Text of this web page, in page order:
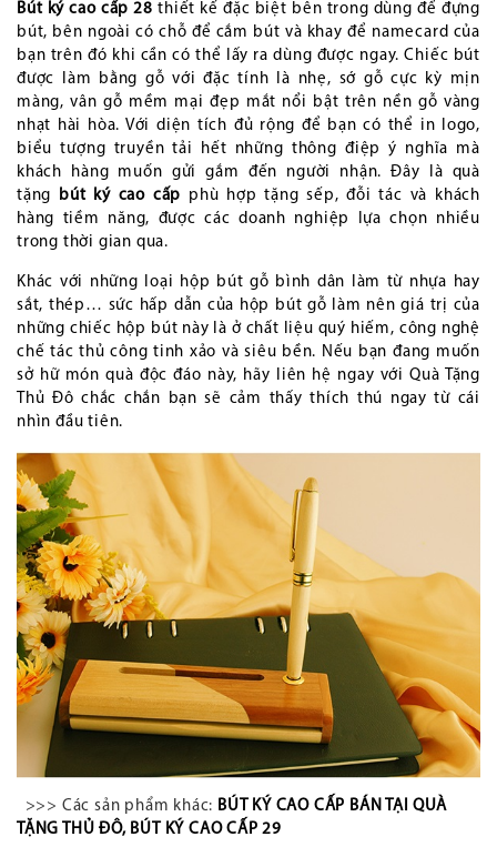
Bút ký cao cấp 28 thiết kế đặc biệt bên trong dùng để đựng
bút, bên ngoài có chỗ để cắm bút và khay để namecard của
bạn trên đó khi cần có thể lấy ra dùng được ngay. Chiếc bút
được làm bằng gỗ với đặc tính là nhẹ, sớ gỗ cực kỳ mịn
màng, vân gỗ mềm mại đẹp mắt nổi bật trên nền gỗ vàng
nhạt hài hòa. Với diện tích đủ rộng để bạn có thể in logo,
biểu tượng truyền tải hết những thông điệp ý nghĩa mà
khách hàng muốn gửi gắm đến người nhận. Đây là quà
tặng bút ký cao cấp phù hợp tặng sếp, đỗi tác và khách
hàng tiềm năng, được các doanh nghiệp lựa chọn nhiều
trong thời gian qua.
Khác với những loại hộp bút gỗ bình dân làm từ nhựa hay
sắt, thép… sức hấp dẫn của hộp bút gỗ làm nên giá trị của
những chiếc hộp bút này là ở chất liệu quý hiếm, công nghệ
chế tác thủ công tinh xảo và siêu bền. Nếu bạn đang muốn
sở hữ món quà độc đáo này, hãy liên hệ ngay với Quà Tặng
Thủ Đô chắc chắn bạn sẽ cảm thấy thích thú ngay từ cái
nhìn đầu tiên.
>>> Các sản phẩm khác: BÚT KÝ CAO CẤP BÁN TẠI QUÀ
TẶNG THỦ ĐÔ, BÚT KÝ CAO CẤP 29